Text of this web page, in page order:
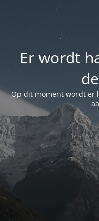
Er wordt
Op dit moment wordt er